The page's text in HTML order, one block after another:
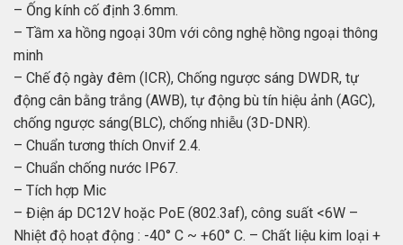
– Ống kính cố định 3.6mm.
– Tầm xa hồng ngoại 30m với công nghệ hồng ngoại thông
minh
– Chế độ ngày đêm (ICR), Chống ngược sáng DWDR, tự
động cân bằng trắng (AWB), tự động bù tín hiệu ảnh (AGC),
chống ngược sáng(BLC), chống nhiễu (3D-DNR).
– Chuẩn tương thích Onvif 2.4.
– Chuẩn chống nước IP67.
– Tích hợp Mic
– Điện áp DC12V hoặc PoE (802.3af), công suất <6W –
Nhiệt độ hoạt động : -40° C ~ +60° C. – Chất liệu kim loại +